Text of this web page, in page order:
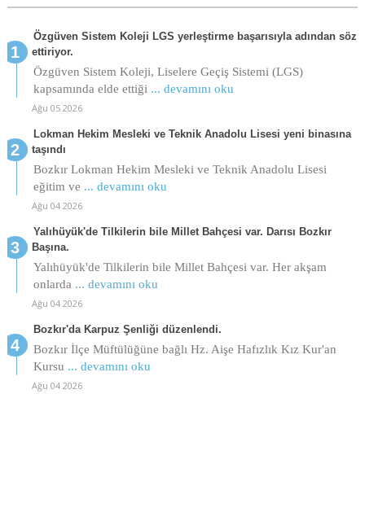
Özgüven Sistem Koleji LGS yerleştirme başarısıyla adından söz
ettiriyor.
Özgüven Sistem Koleji, Liselere Geçiş Sistemi (LGS)
kapsamında elde ettiği ... devamını oku
Ağu 05 2026
Lokman Hekim Mesleki ve Teknik Anadolu Lisesi yeni binasına
taşındı
Bozkır Lokman Hekim Mesleki ve Teknik Anadolu Lisesi
eğitim ve ... devamını oku
Ağu 04 2026
Yalıhüyük'de Tilkilerin bile Millet Bahçesi var. Darısı Bozkır
Başına.
Yalıhüyük'de Tilkilerin bile Millet Bahçesi var. Her akşam
onlarda ... devamını oku
Ağu 04 2026
Bozkır'da Karpuz Şenliği düzenlendi.
Bozkır İlçe Müftülüğüne bağlı Hz. Aişe Hafızlık Kız Kur'an
Kursu ... devamını oku
Ağu 04 2026